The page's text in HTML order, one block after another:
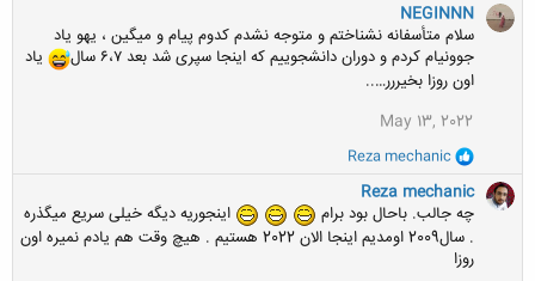
ک
ش
NEGINNN
سلام متأسفانه نشناختم و متوجه نشدم کدوم پیام و میگین ، یهو یاد
جوونیام کردم و دوران دانشجوییم که اینجا سپری شد بعد ۶،۷ سال
یاد
اون روزا بخیررر…..
May 13, 2022
و
ک
ن
ش
ه
Reza mechanic
Reza mechanic
چه جالب. باحال بود برام
اینجوریه دیگه خیلی سریع میگذره
. سال2009 اومدیم اینجا الان 2022 هستیم . هیچ وقت هم یادم نمیره اون
روزا